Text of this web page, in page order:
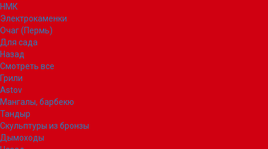
НМК
Электрокаменки
Очаг (Пермь)
Для сада
Назад
Смотреть все
Грили
Astov
Мангалы, барбекю
Тандыр
Скульптуры из бронзы
Дымоходы